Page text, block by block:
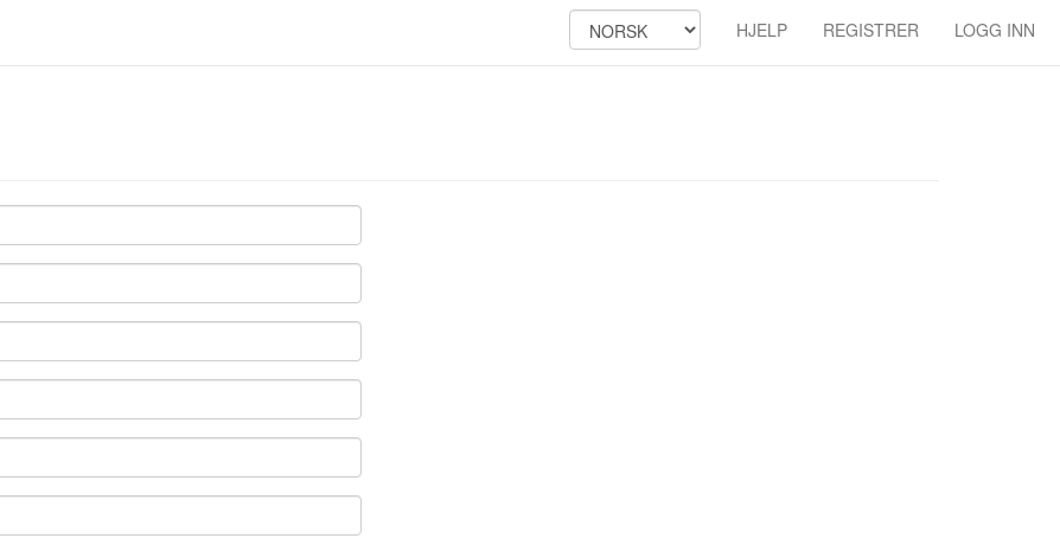
HJELP REGISTRER LOGG INN